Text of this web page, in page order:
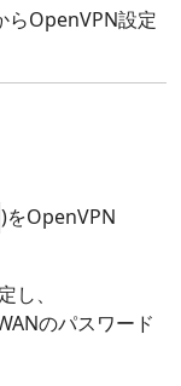
らOpenVPN設定
)をOpenVPN
し、
のパスワード